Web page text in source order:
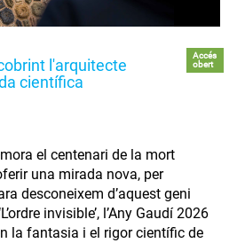
l'arquitecte
científica
Accés
obert
el centenari de la mort
una mirada nova, per
desconeixem d’aquest geni
invisible’, l’Any Gaudí 2026
la fantasia i el rigor científic de